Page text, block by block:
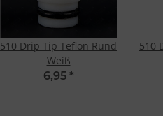
510 Drip Tip Teflon Rund
Weiß
6,95 *
510